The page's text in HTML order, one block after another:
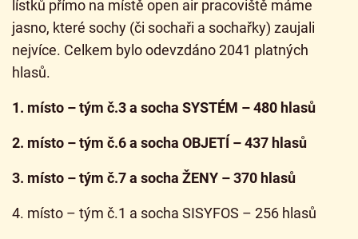
lístků přímo na místě open air pracoviště máme
jasno, které sochy (či sochaři a sochařky) zaujali
nejvíce. Celkem bylo odevzdáno 2041 platných
hlasů.
1. místo – tým č.3 a socha SYSTÉM – 480 hlasů
2. místo – tým č.6 a socha OBJETÍ – 437 hlasů
3. místo – tým č.7 a socha ŽENY – 370 hlasů
4. místo – tým č.1 a socha SISYFOS – 256 hlasů